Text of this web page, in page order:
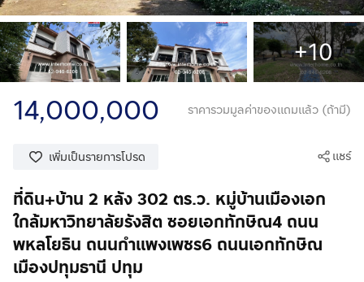
+10
14,000,000 ราคารวมมูลค่าของแถมแล้ว (ถ้ามี)
เพิ่มเป็นรายการโปรด แชร์
ที่ดิน+บ้าน 2 หลัง 302 ตร.ว. หมู่บ้านเมืองเอก
ใกล้มหาวิทยาลัยรังสิต ซอยเอกทักษิณ4 ถนน
พหลโยธิน ถนนกำแพงเพชร6 ถนนเอกทักษิณ
เมืองปทุมธานี ปทุม